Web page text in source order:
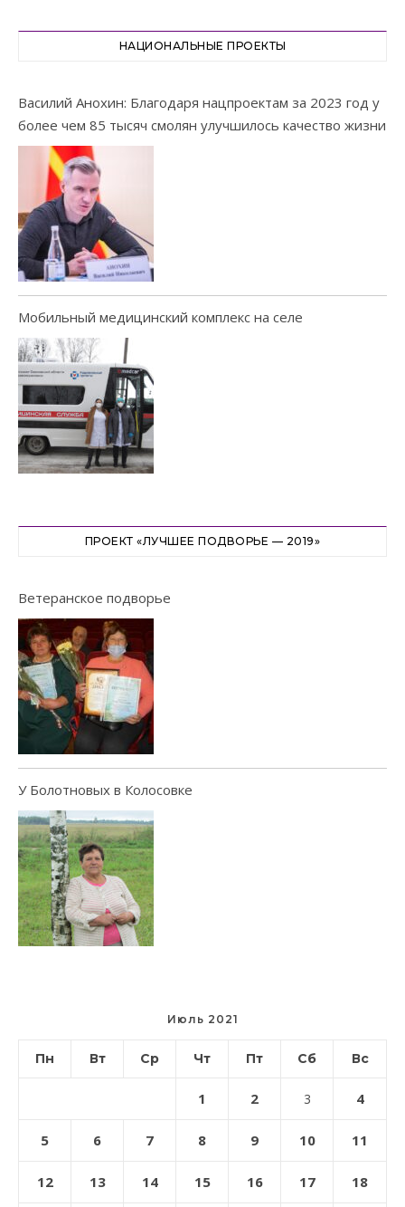
НАЦИОНАЛЬНЫЕ ПРОЕКТЫ
Василий Анохин: Благодаря нацпроектам за 2023 год у
более чем 85 тысяч смолян улучшилось качество жизни
Мобильный медицинский комплекс на селе
ПРОЕКТ «ЛУЧШЕЕ ПОДВОРЬЕ — 2019»
Ветеранское подворье
У Болотновых в Колосовке
Июль 2021
Пн Вт Ср Чт Пт Сб Вс
1 2 3 4
5 6 7 8 9 10 11
12 13 14 15 16 17 18